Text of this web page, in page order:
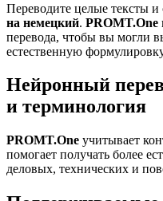
Переводите целые тексты и
на немецкий. PROMT.One
перевода, чтобы вы могли
естественную
Нейронный
и терминология
PROMT.One учитывает
помогает получать более
деловых, технических и